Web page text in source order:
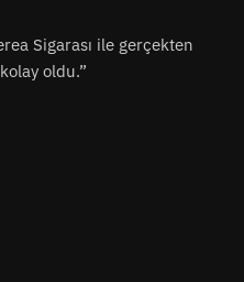
Sigarası ile gerçekten
oldu.”